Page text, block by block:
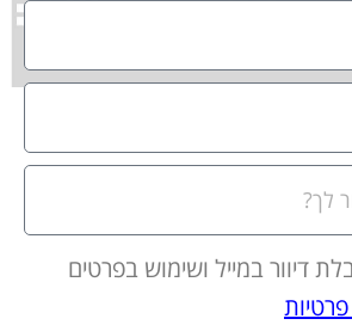
דיוור במייל ושימוש בפרטים